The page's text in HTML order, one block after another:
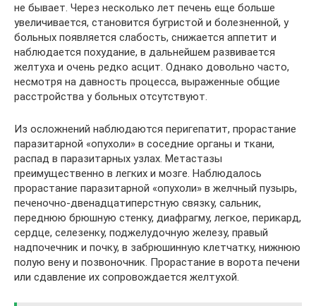
не бывает. Через несколько лет печень еще больше
увеличивается, становится бугристой и болезненной, у
больных появляется слабость, снижается аппетит и
наблюдается похудание, в дальнейшем развивается
желтуха и очень редко асцит. Однако довольно часто,
несмотря на давность процесса, выраженные общие
расстройства у больных отсутствуют.
Из осложнений наблюдаются перигепатит, прорастание
паразитарной «опухоли» в соседние органы и ткани,
распад в паразитарных узлах. Метастазы
преимущественно в легких и мозге. Наблюдалось
прорастание паразитарной «опухоли» в желчный пузырь,
печеночно-двенадцатиперстную связку, сальник,
переднюю брюшную стенку, диафрагму, легкое, перикард,
сердце, селезенку, поджелудочную железу, правый
надпочечник и почку, в забрюшинную клетчатку, нижнюю
полую вену и позвоночник. Прорастание в ворота печени
или сдавление их сопровождается желтухой.